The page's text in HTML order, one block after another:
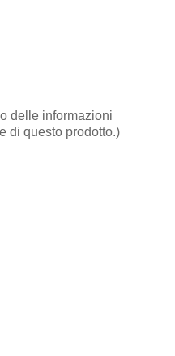
delle informazioni
di questo prodotto.)